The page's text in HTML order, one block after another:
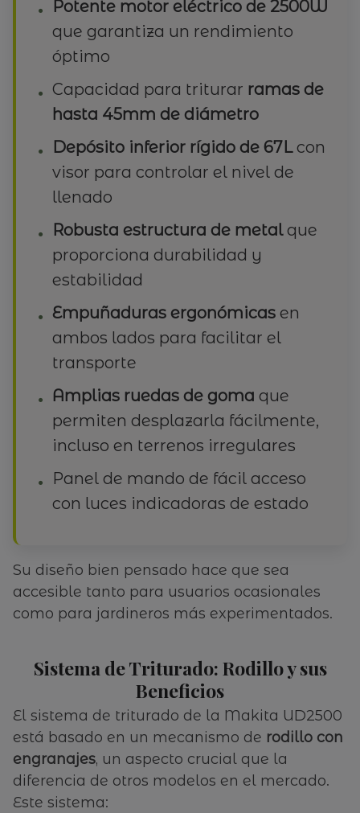
Potente motor eléctrico de 2500W
que garantiza un rendimiento
óptimo
Capacidad para triturar ramas de
hasta 45mm de diámetro
Depósito inferior rígido de 67Lcon
visor para controlar el nivel de
llenado
Robusta estructura de metalque
proporciona durabilidad y
estabilidad
Empuñaduras ergonómicas en
ambos lados para facilitar el
transporte
Amplias ruedas de goma que
permiten desplazarla fácilmente,
incluso en terrenos irregulares
Panel de mando de fácil acceso
con luces indicadoras de estado
Su diseño bien pensado hace que sea
accesible tanto para usuarios ocasionales
como para jardineros más experimentados.
Sistema de Triturado: Rodillo y sus
Beneficios
El sistema de triturado de la Makita UD2500
está basado en un mecanismo de rodillo con
engranajes, un aspecto crucial que la
diferencia de otros modelos en el mercado.
Este sistema: